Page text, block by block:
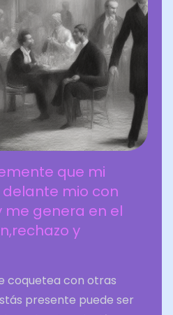
que mi
mio con
genera en el
y
coquetea con otras
presente puede ser